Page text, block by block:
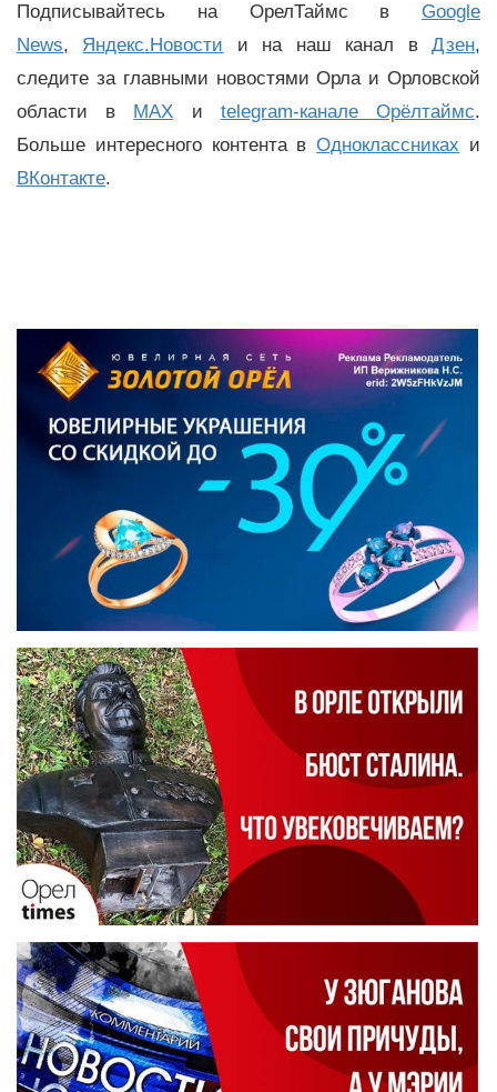
Подписывайтесь на ОрелТаймс в Google
News, Яндекс.Новости и на наш канал вДзен,
следите за главными новостями Орла и Орловской
области в MAX и telegram-канале Орёлтаймс.
Больше интересного контента вОдноклассниках и
ВКонтакте.